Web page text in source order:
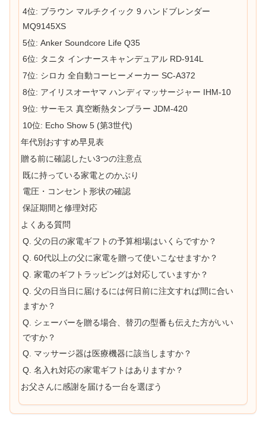
4位: ブラウン マルチクイック 9 ハンドブレンダー
MQ9145XS
5位: Anker Soundcore Life Q35
6位: タニタ インナースキャンデュアル RD-914L
7位: シロカ 全自動コーヒーメーカー SC-A372
8位: アイリスオーヤマ ハンディマッサージャー IHM-10
9位: サーモス 真空断熱タンブラー JDM-420
10位: Echo Show 5 (第3世代)
年代別おすすめ早見表
贈る前に確認したい3つの注意点
既に持っている家電とのかぶり
電圧・コンセント形状の確認
保証期間と修理対応
よくある質問
Q. 父の日の家電ギフトの予算相場はいくらですか？
Q. 60代以上の父に家電を贈って使いこなせますか？
Q. 家電のギフトラッピングは対応していますか？
Q. 父の日当日に届けるには何日前に注文すれば間に合い
ますか？
Q. シェーバーを贈る場合、替刃の型番も伝えた方がいい
ですか？
Q. マッサージ器は医療機器に該当しますか？
Q. 名入れ対応の家電ギフトはありますか？
お父さんに感謝を届ける一台を選ぼう